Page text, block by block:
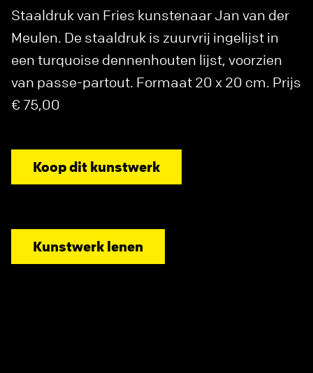
Staaldruk van Fries kunstenaar Jan van der
Meulen. De staaldruk is zuurvrij ingelijst in
een turquoise dennenhouten lijst, voorzien
van passe-partout. Formaat 20 x 20 cm. Prijs
€ 75,00
Koop dit kunstwerk
Kunstwerk lenen